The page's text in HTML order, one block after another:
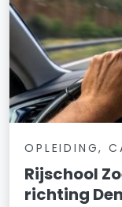
OPLEIDING,
Rijschool
richting